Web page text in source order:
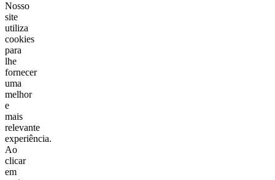
Nosso
site
utiliza
cookies
para
lhe
fornecer
uma
melhor
e
mais
relevante
experiência.
Ao
clicar
em